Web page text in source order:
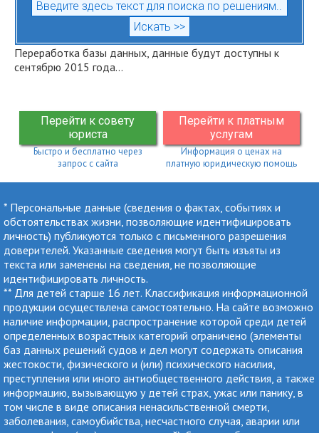
Переработка базы данных, данные будут доступны к
сентябрю 2015 года...
Перейти к совету
юриста
Перейти к платным
услугам
Быстро и бесплатно через
запрос с сайта
Информация о ценах на
платную юридическую помощь
* Персональные данные (сведения о фактах, событиях и
обстоятельствах жизни, позволяющие идентифицировать
личность) публикуются только с письменного разрешения
доверителей. Указанные сведения могут быть изъяты из
текста или заменены на сведения, не позволяющие
идентифицировать личность.
** Для детей старше 16 лет. Классификация информационной
продукции осуществлена самостоятельно. На сайте возможно
наличие информации, распространение которой среди детей
определенных возрастных категорий ограничено (элементы
баз данных решений судов и дел могут содержать описания
жестокости, физического и (или) психического насилия,
преступления или иного антиобщественного действия, а также
информацию, вызывающую у детей страх, ужас или панику, в
том числе в виде описания ненасильственной смерти,
заболевания, самоубийства, несчастного случая, аварии или